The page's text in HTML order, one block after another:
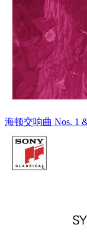
海顿交响曲 Nos. 1